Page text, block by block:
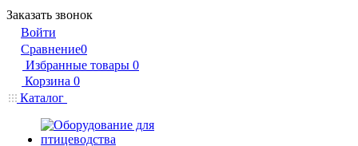
Заказать звонок
Войти
Сравнение0
Избранные товары 0
Корзина 0
Каталог